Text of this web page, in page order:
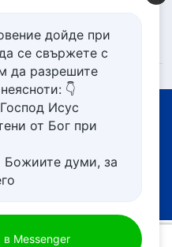
на Всемогъщия
дойде при
се свържете с
да разрешите
👇
Исус
от Бог при
Божиите думи, за
Messenger